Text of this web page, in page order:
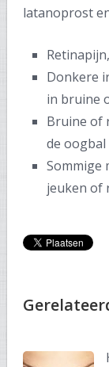
latanoprost
Donkere
in bruine
Bruine of
de oogbal
Sommige
jeuken of